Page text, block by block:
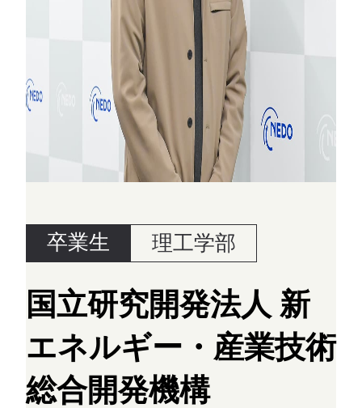
卒業生 理工学部
国立研究開発法人 新
エネルギー・産業技術
総合開発機構